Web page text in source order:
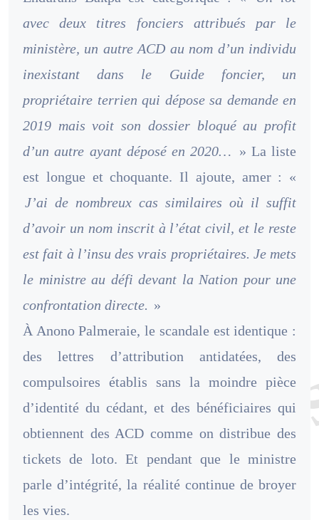
avec deux titres fonciers attribués par le
ministère, un autre ACD au nom d’un individu
inexistant dans le Guide foncier, un
propriétaire terrien qui dépose sa demande en
2019 mais voit son dossier bloqué au profit
d’un autre ayant déposé en 2020… » La liste
est longue et choquante. Il ajoute, amer : «
J’ai de nombreux cas similaires où il suffit
d’avoir un nom inscrit à l’état civil, et le reste
est fait à l’insu des vrais propriétaires. Je mets
le ministre au défi devant la Nation pour une
confrontation directe. »
À Anono Palmeraie, le scandale est identique :
des lettres d’attribution antidatées, des
compulsoires établis sans la moindre pièce
d’identité du cédant, et des bénéficiaires qui
obtiennent des ACD comme on distribue des
tickets de loto. Et pendant que le ministre
parle d’intégrité, la réalité continue de broyer
les vies.